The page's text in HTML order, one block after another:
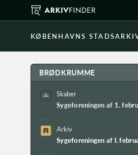
KØBENHAVNS
BRØDKRUMME
Skaber
Sygeforeningen af 1.
Arkiv
Sygeforeningen af l.